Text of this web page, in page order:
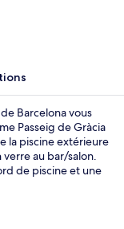
Barcelona vous
Passeig de Gràcia
la piscine extérieure
au bar/salon.
de piscine et une
à pied des